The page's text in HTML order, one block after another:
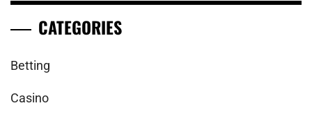
CATEGORIES
Betting
Casino